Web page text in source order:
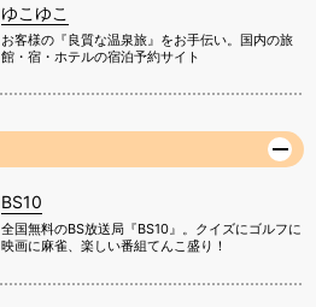
ゆこゆこ
お客様の『良質な温泉旅』をお手伝い。国内の旅
館・宿・ホテルの宿泊予約サイト
BS10
全国無料のBS放送局『BS10』。クイズにゴルフに
映画に麻雀、楽しい番組てんこ盛り！